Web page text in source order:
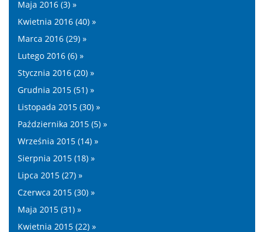
Maja 2016 (3) »
Kwietnia 2016 (40) »
Marca 2016 (29) »
Lutego 2016 (6) »
Stycznia 2016 (20) »
Grudnia 2015 (51) »
Listopada 2015 (30) »
Października 2015 (5) »
Września 2015 (14) »
Sierpnia 2015 (18) »
Lipca 2015 (27) »
Czerwca 2015 (30) »
Maja 2015 (31) »
Kwietnia 2015 (22) »